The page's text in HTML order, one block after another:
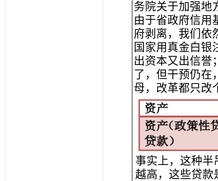
务院关于加强地
由于省政府信用
府剥离，我们依
国家用真金白银
出资本又出信誉
了，但干预仍在
母，改革都只改
事实上，这种半
越高，这些贷款